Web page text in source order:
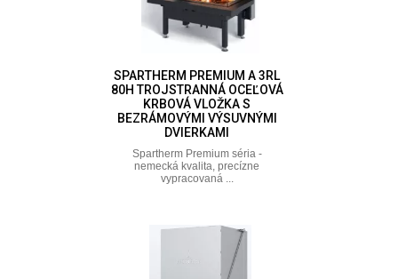
SPARTHERM PREMIUM A 3RL
80H TROJSTRANNÁ OCEĽOVÁ
KRBOVÁ VLOŽKA S
BEZRÁMOVÝMI VÝSUVNÝMI
DVIERKAMI
Spartherm Premium séria -
nemecká kvalita, precízne
vypracovaná ...